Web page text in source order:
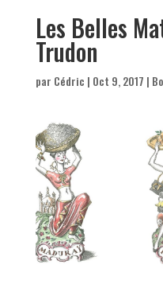
Les Belles
Trudon
par Cédric | Oct 9, 2017 |